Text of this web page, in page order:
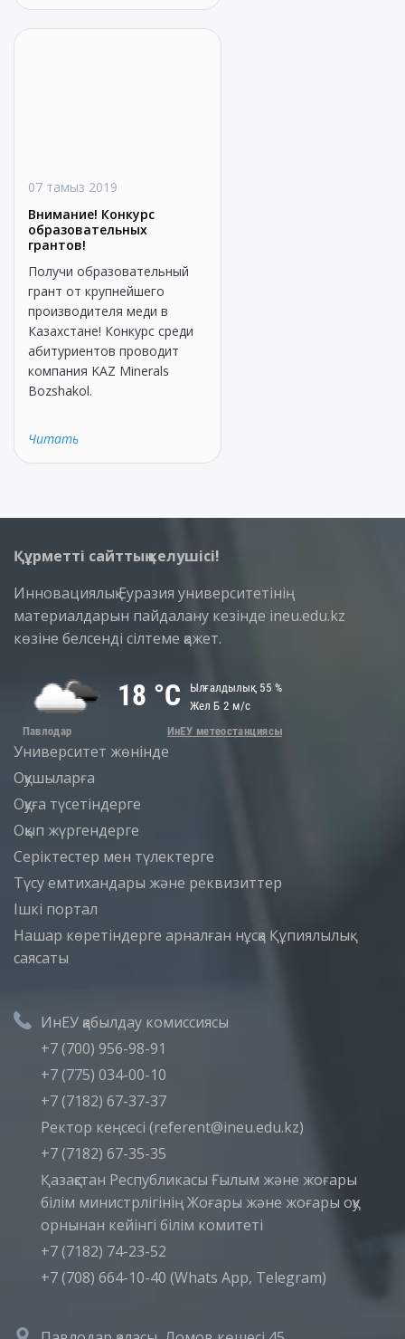
07 тамыз 2019
Внимание! Конкурс
образовательных
грантов!
Получи образовательный
грант от крупнейшего
производителя меди в
Казахстане! Конкурс среди
абитуриентов проводит
компания KAZ Minerals
Bozshakol.
Читать
Құрметті сайттың келушісі!
Инновациялық Еуразия университетінің
материалдарын пайдалану кезінде ineu.edu.kz
көзіне белсенді сілтеме қажет.
Университет жөнінде
Оқушыларға
Оқуға түсетіндерге
Оқып жүргендерге
Серіктестер мен түлектерге
Түсу емтихандары және реквизиттер
Iшкi портал
Нашар көретіндерге арналған нұсқа Құпиялылық
саясаты
ИнЕУ қабылдау комиссиясы
+7 (700) 956-98-91
+7 (775) 034-00-10
+7 (7182) 67-37-37
Ректор кеңсесі (referent@ineu.edu.kz)
+7 (7182) 67-35-35
Қазақстан Республикасы Ғылым және жоғары
білім министрлігінің Жоғары және жоғары оқу
орнынан кейінгі білім комитеті
+7 (7182) 74-23-52
+7 (708) 664-10-40 (Whats App, Telegram)